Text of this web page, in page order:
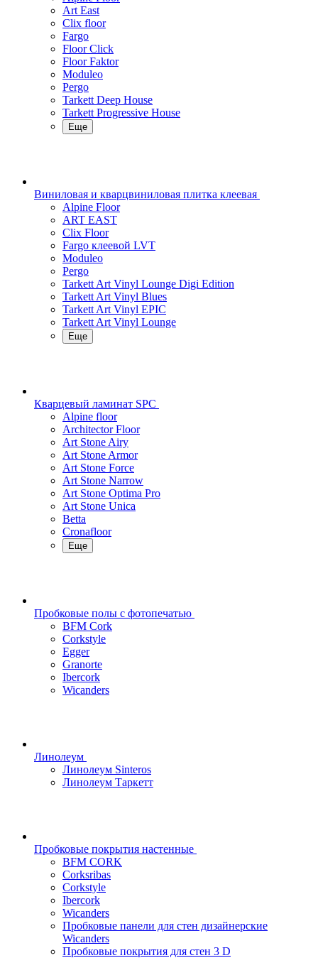
Art East
Clix floor
Fargo
Floor Click
Floor Faktor
Moduleo
Pergo
Tarkett Deep House
Tarkett Progressive House
Еще
Виниловая и кварцвиниловая плитка клеевая
Alpine Floor
ART EAST
Clix Floor
Fargo клеевой LVT
Moduleo
Pergo
Tarkett Art Vinyl Lounge Digi Edition
Tarkett Art Vinyl Blues
Tarkett Art Vinyl EPIC
Tarkett Art Vinyl Lounge
Еще
Кварцевый ламинат SPC
Alpine floor
Architector Floor
Art Stone Airy
Art Stone Armor
Art Stone Force
Art Stone Narrow
Art Stone Optima Pro
Art Stone Unica
Betta
Cronafloor
Еще
Пробковые полы с фотопечатью
BFM Cork
Corkstyle
Egger
Granorte
Ibercork
Wicanders
Линолеум
Линолеум Sinteros
Линолеум Таркетт
Пробковые покрытия настенные
BFM CORK
Corksribas
Corkstyle
Ibercork
Wicanders
Пробковые панели для стен дизайнерские
Wicanders
Пробковые покрытия для стен 3 D